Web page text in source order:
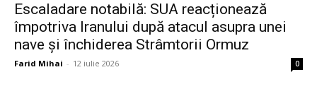
Escaladare notabilă: SUA reacționează
împotriva Iranului după atacul asupra unei
nave și închiderea Strâmtorii Ormuz
Farid Mihai - 12 iulie 2026 0